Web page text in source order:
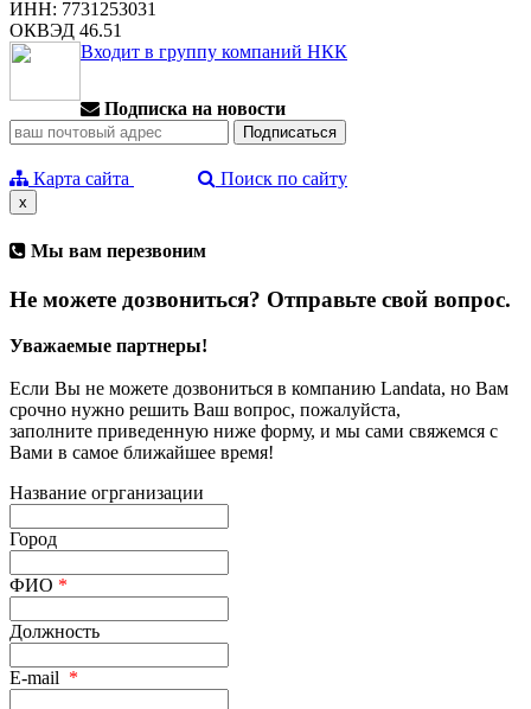
ИНН: 7731253031
ОКВЭД 46.51
Входит в группу компаний НКК
Подписка на новости
Карта сайта Поиск по сайту
x
Мы вам перезвоним
Не можете дозвониться? Отправьте свой вопрос.
Уважаемые партнеры!
Если Вы не можете дозвониться в компанию Landata, но Вам
срочно нужно решить Ваш вопрос, пожалуйста,
заполните приведенную ниже форму, и мы сами свяжемся с
Вами в самое ближайшее время!
Название огрганизации
Город
ФИО *
Должность
E-mail *